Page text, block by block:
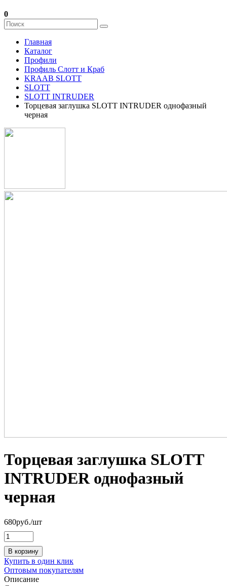
0
Главная
Каталог
Профили
Профиль Слотт и Краб
KRAAB SLOTT
SLOTT
SLOTT INTRUDER
Торцевая заглушка SLOTT INTRUDER однофазный
черная
Торцевая заглушка SLOTT
INTRUDER однофазный
черная
680руб./шт
В корзину
Купить в один клик
Оптовым покупателям
Описание